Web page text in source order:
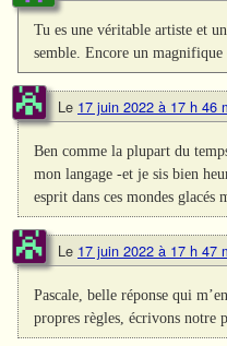
Tu es une véritable artiste et
semble. Encore un magnifique
Le 17 juin 2022 à 17 h 46
Ben comme la plupart du
mon langage -et je sis bien
esprit dans ces mondes
Le 17 juin 2022 à 17 h 47
Pascale, belle réponse qui
propres règles, écrivons notre